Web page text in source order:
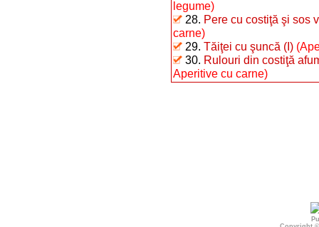
legume)
28. Pere cu costiţă şi sos
carne)
29. Tăiţei cu şuncă (I)
30. Rulouri din costiţă
Aperitive cu carne)